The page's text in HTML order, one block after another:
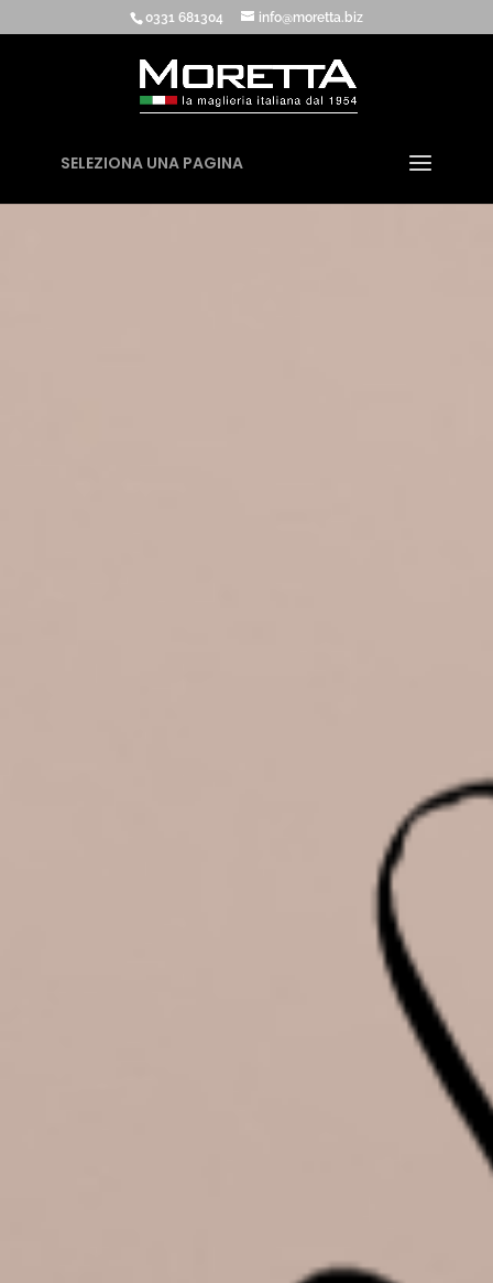
0331 681304 info@moretta.biz
SELEZIONA UNA PAGINA